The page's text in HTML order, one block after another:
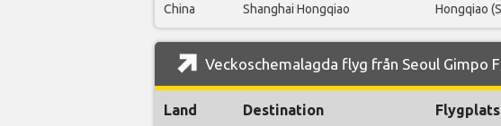
China Shanghai Hongqiao Hongqiao
Veckoschemalagda flyg från Seoul Gimpo
Land Destination Flygplats